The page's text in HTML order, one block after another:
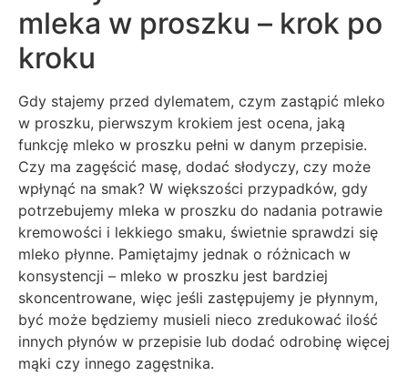
mleka w proszku – krok po
kroku
Gdy stajemy przed dylematem, czym zastąpić mleko
w proszku, pierwszym krokiem jest ocena, jaką
funkcję mleko w proszku pełni w danym przepisie.
Czy ma zagęścić masę, dodać słodyczy, czy może
wpłynąć na smak? W większości przypadków, gdy
potrzebujemy mleka w proszku do nadania potrawie
kremowości i lekkiego smaku, świetnie sprawdzi się
mleko płynne. Pamiętajmy jednak o różnicach w
konsystencji – mleko w proszku jest bardziej
skoncentrowane, więc jeśli zastępujemy je płynnym,
być może będziemy musieli nieco zredukować ilość
innych płynów w przepisie lub dodać odrobinę więcej
mąki czy innego zagęstnika.